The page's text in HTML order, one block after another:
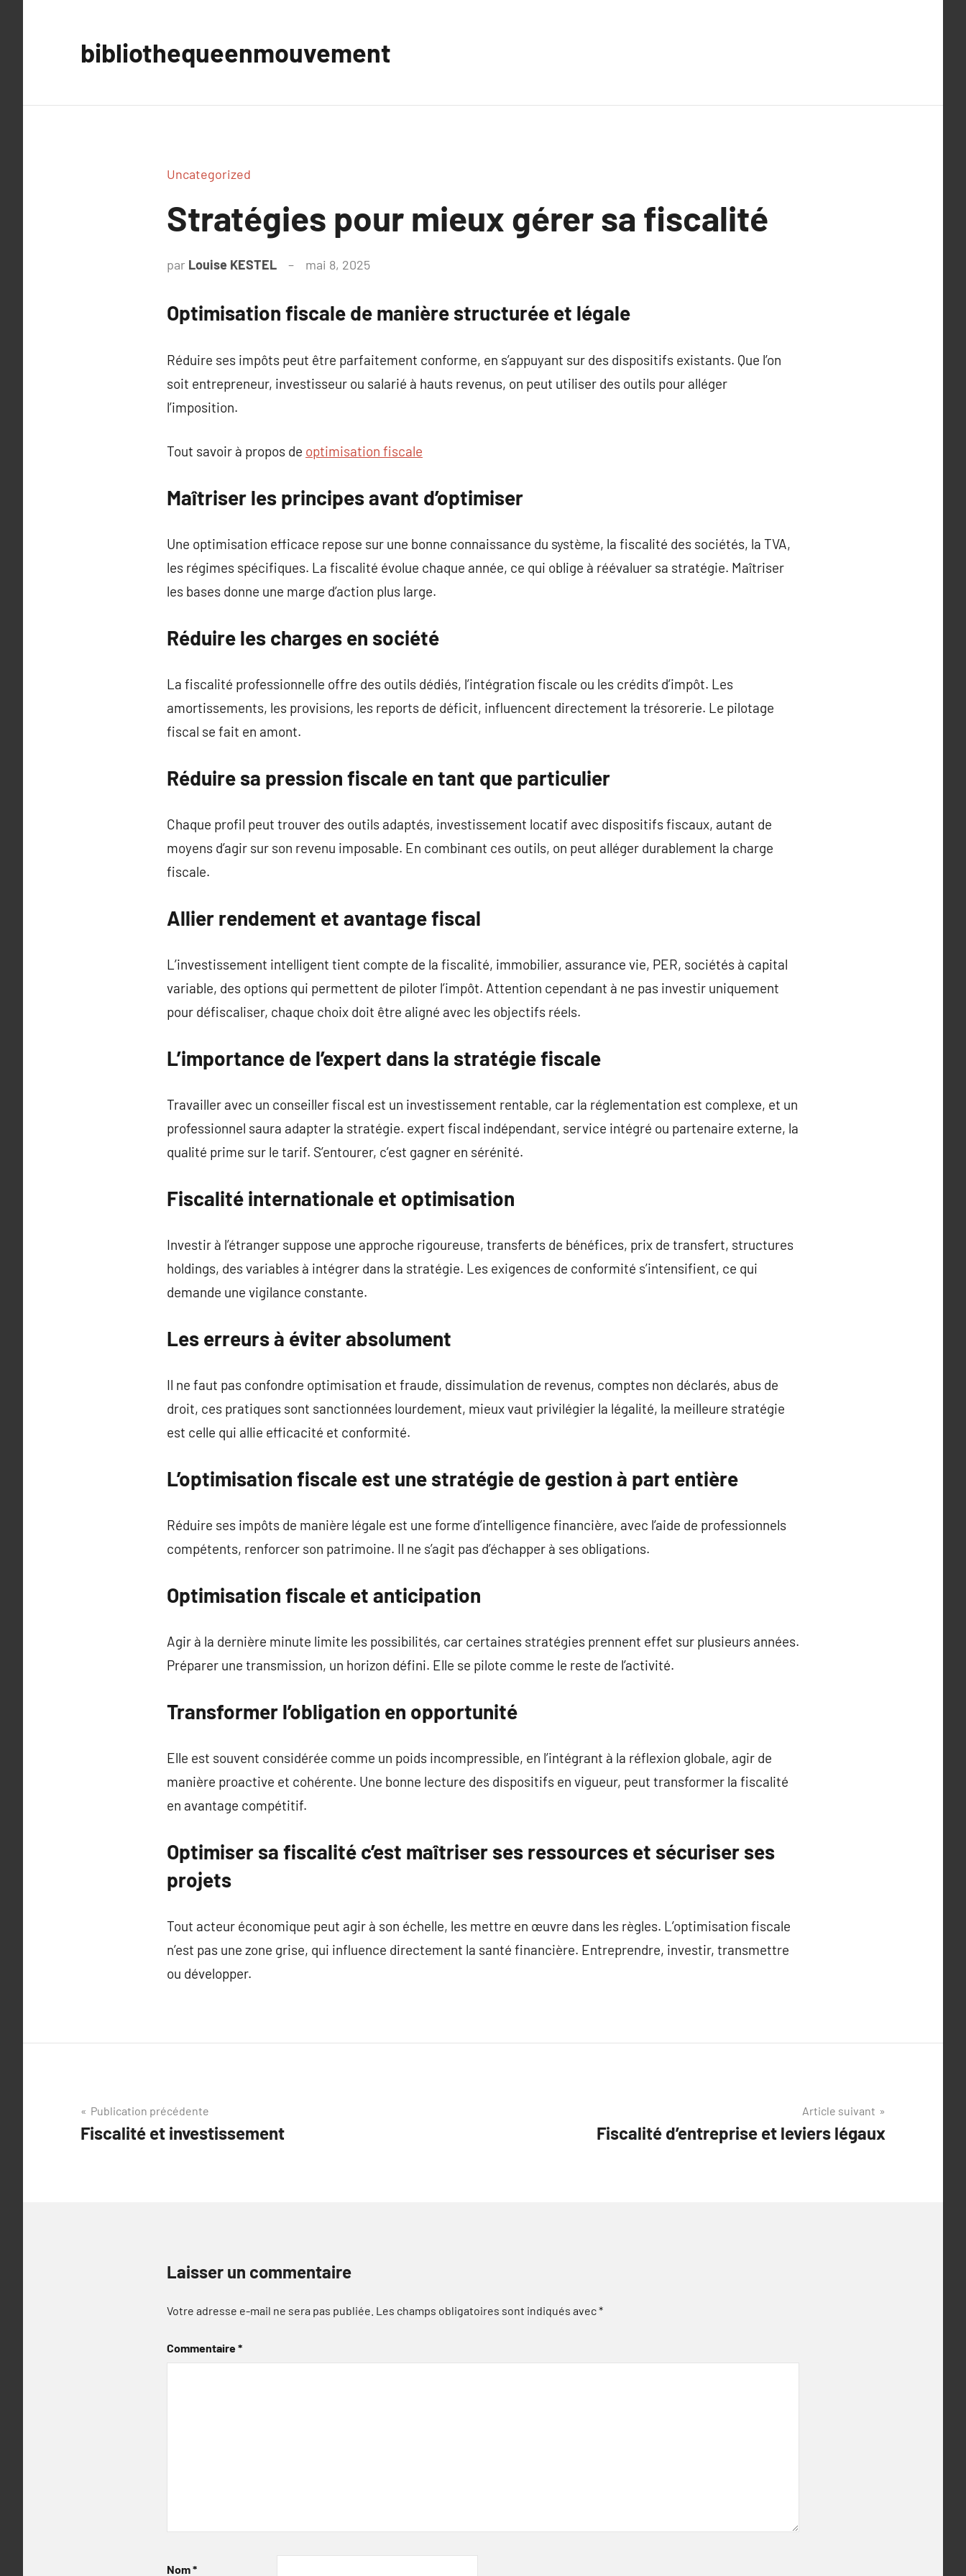
bibliothequeenmouvement
Uncategorized
Stratégies pour mieux gérer sa fiscalité
par Louise KESTEL mai 8, 2025
Optimisation fiscale de manière structurée et légale
Réduire ses impôts peut être parfaitement conforme, en s’appuyant sur des dispositifs existants. Que l’on
soit entrepreneur, investisseur ou salarié à hauts revenus, on peut utiliser des outils pour alléger
l’imposition.
Tout savoir à propos de optimisation fiscale
Maîtriser les principes avant d’optimiser
Une optimisation efficace repose sur une bonne connaissance du système, la fiscalité des sociétés, la TVA,
les régimes spécifiques. La fiscalité évolue chaque année, ce qui oblige à réévaluer sa stratégie. Maîtriser
les bases donne une marge d’action plus large.
Réduire les charges en société
La fiscalité professionnelle offre des outils dédiés, l’intégration fiscale ou les crédits d’impôt. Les
amortissements, les provisions, les reports de déficit, influencent directement la trésorerie. Le pilotage
fiscal se fait en amont.
Réduire sa pression fiscale en tant que particulier
Chaque profil peut trouver des outils adaptés, investissement locatif avec dispositifs fiscaux, autant de
moyens d’agir sur son revenu imposable. En combinant ces outils, on peut alléger durablement la charge
fiscale.
Allier rendement et avantage fiscal
L’investissement intelligent tient compte de la fiscalité, immobilier, assurance vie, PER, sociétés à capital
variable, des options qui permettent de piloter l’impôt. Attention cependant à ne pas investir uniquement
pour défiscaliser, chaque choix doit être aligné avec les objectifs réels.
L’importance de l’expert dans la stratégie fiscale
Travailler avec un conseiller fiscal est un investissement rentable, car la réglementation est complexe, et un
professionnel saura adapter la stratégie. expert fiscal indépendant, service intégré ou partenaire externe, la
qualité prime sur le tarif. S’entourer, c’est gagner en sérénité.
Fiscalité internationale et optimisation
Investir à l’étranger suppose une approche rigoureuse, transferts de bénéfices, prix de transfert, structures
holdings, des variables à intégrer dans la stratégie. Les exigences de conformité s’intensifient, ce qui
demande une vigilance constante.
Les erreurs à éviter absolument
Il ne faut pas confondre optimisation et fraude, dissimulation de revenus, comptes non déclarés, abus de
droit, ces pratiques sont sanctionnées lourdement, mieux vaut privilégier la légalité, la meilleure stratégie
est celle qui allie efficacité et conformité.
L’optimisation fiscale est une stratégie de gestion à part entière
Réduire ses impôts de manière légale est une forme d’intelligence financière, avec l’aide de professionnels
compétents, renforcer son patrimoine. Il ne s’agit pas d’échapper à ses obligations.
Optimisation fiscale et anticipation
Agir à la dernière minute limite les possibilités, car certaines stratégies prennent effet sur plusieurs années.
Préparer une transmission, un horizon défini. Elle se pilote comme le reste de l’activité.
Transformer l’obligation en opportunité
Elle est souvent considérée comme un poids incompressible, en l’intégrant à la réflexion globale, agir de
manière proactive et cohérente. Une bonne lecture des dispositifs en vigueur, peut transformer la fiscalité
en avantage compétitif.
Optimiser sa fiscalité c’est maîtriser ses ressources et sécuriser ses
projets
Tout acteur économique peut agir à son échelle, les mettre en œuvre dans les règles. L’optimisation fiscale
n’est pas une zone grise, qui influence directement la santé financière. Entreprendre, investir, transmettre
ou développer.
Navigation
de
Publication précédente
Fiscalité et investissement
Article suivant
Fiscalité d’entreprise et leviers légaux
Laisser un commentaire
Votre adresse e-mail ne sera pas publiée. Les champs obligatoires sont indiqués avec*
Commentaire*
Nom*